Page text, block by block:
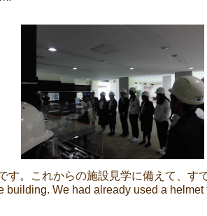
。これからの施設見学に備えて、す
We had already used a helmet